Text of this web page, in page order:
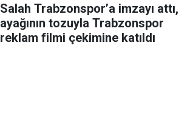
Salah Trabzonspor’a imzayı attı,
ayağının tozuyla Trabzonspor
reklam filmi çekimine katıldı